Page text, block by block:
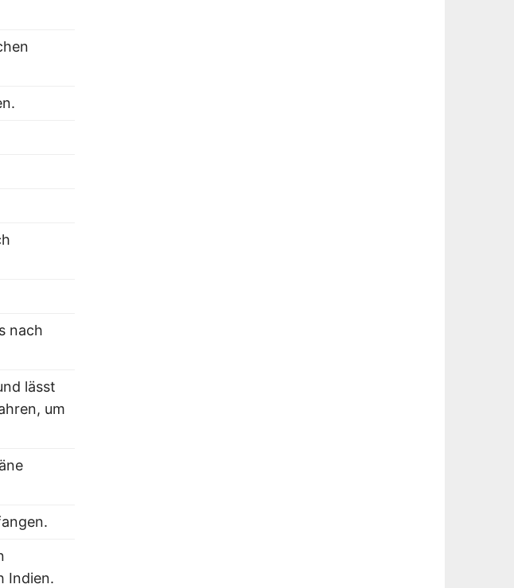
nach
lässt
um
Indien.